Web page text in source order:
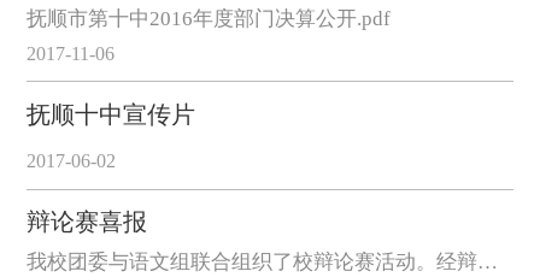
抚顺市第十中2016年度部门决算公开.pdf
2017-11-06
抚顺十中宣传片
2017-06-02
辩论赛喜报
我校团委与语文组联合组织了校辩论赛活动。经辩论赛评委的选拔和审核，现公布比赛结果如下： 一等奖：林雨岑 王 惠 尹奥博 李艾琳 二等奖：宋雪瑶 侯苏伦 常泽文 吴伟晋 ...